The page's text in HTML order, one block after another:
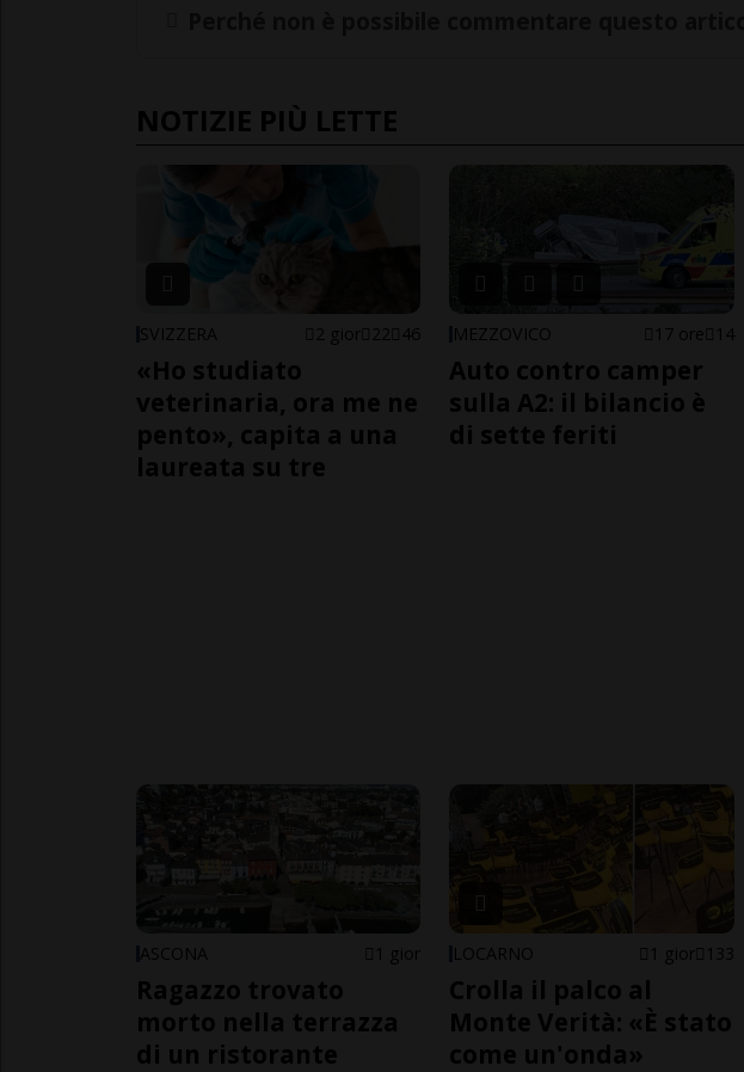
NOTIZIE PIÙ LETTE
SVIZZERA 2 gior 22 46
«Ho studiato
veterinaria, ora me ne
pento», capita a una
laureata su tre
MEZZOVICO 17 ore 14
Auto contro camper
sulla A2: il bilancio è
di sette feriti
ASCONA 1 gior
Ragazzo trovato
morto nella terrazza
di un ristorante
LOCARNO 1 gior 133
Crolla il palco al
Monte Verità: «È stato
come un'onda»